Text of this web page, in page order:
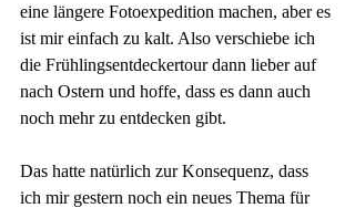
eine längere Fotoexpedition machen, aber es
ist mir einfach zu kalt. Also verschiebe ich
die Frühlingsentdeckertour dann lieber auf
nach Ostern und hoffe, dass es dann auch
noch mehr zu entdecken gibt.
Das hatte natürlich zur Konsequenz, dass
ich mir gestern noch ein neues Thema für